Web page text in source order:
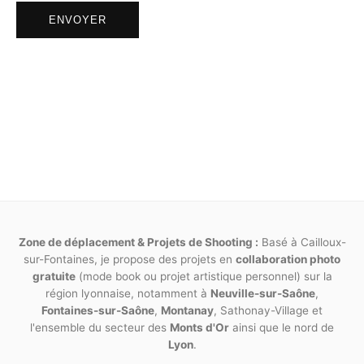
Article 11
photographe, l’autre au modèle. Chaque page doit
être paraphée par les deux parties. La mention « lu et
approuvé » doit y être inscrite en toutes lettres de
manière manuscrite.
ENVOYER
Zone de déplacement & Projets de Shooting : Basé à Cailloux-
sur-Fontaines, je propose des projets en collaboration photo
gratuite(mode book ou projet artistique personnel) sur la
région lyonnaise, notamment à Neuville-sur-Saône,
Fontaines-sur-Saône, Montanay, Sathonay-Village et
l'ensemble du secteur des Monts d'Or ainsi que le nord de
Lyon.